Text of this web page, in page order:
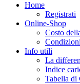
Home
Registrati
Online-Shop
Costo
Info utili
La
Indice
Tabella di